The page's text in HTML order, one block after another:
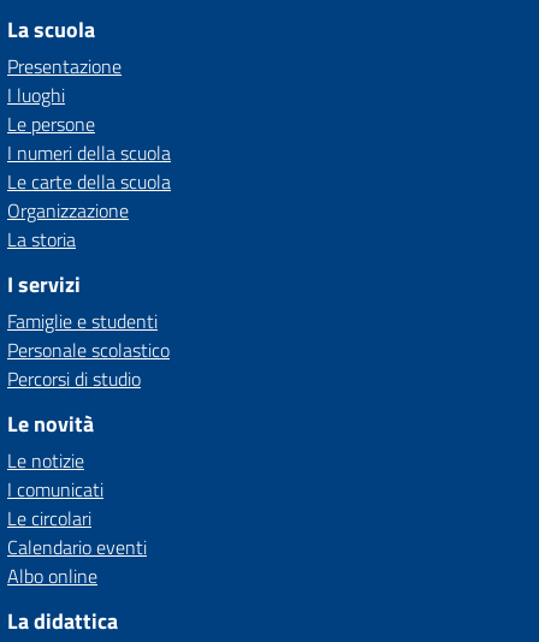
La scuola
Presentazione
I luoghi
Le persone
I numeri della scuola
Le carte della scuola
Organizzazione
La storia
I servizi
Famiglie e studenti
Personale scolastico
Percorsi di studio
Le novità
Le notizie
I comunicati
Le circolari
Calendario eventi
Albo online
La didattica